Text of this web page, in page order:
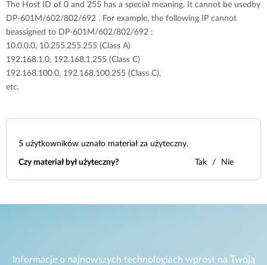
The Host ID of 0 and 255 has a special meaning. It cannot be usedby
DP-601M/602/802/692 . For example, the following IP cannot
beassigned to DP-601M/602/802/692 :
10.0.0.0, 10.255.255.255 (Class A)
192.168.1.0, 192.168.1.255 (Class C)
192.168.100.0, 192.168.100.255 (Class C),
etc.
5 użytkowników uznało materiał za użyteczny.
Czy materiał był użyteczny? Tak Nie
Informacje o najnowszych technologiach wprost na Twoją